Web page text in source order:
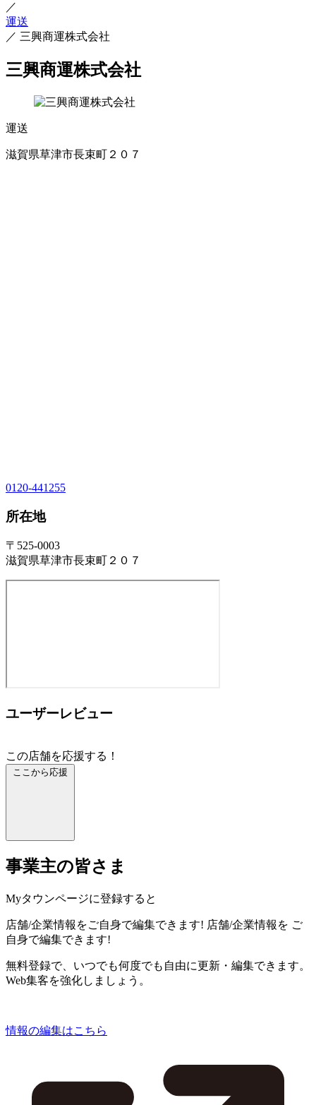
／
運送
／ 三興商運株式会社
三興商運株式会社
運送
滋賀県草津市長束町２０７
0120-441255
所在地
〒525-0003
滋賀県草津市長束町２０７
ユーザーレビュー
この店舗を応援する！
ここから応援
事業主の皆さま
Myタウンページに登録すると
店舗/企業情報をご自身で編集できます! 店舗/企業情報を ご
自身で編集できます!
無料登録で、いつでも何度でも自由に更新・編集できます。
Web集客を強化しましょう。
情報の編集はこちら